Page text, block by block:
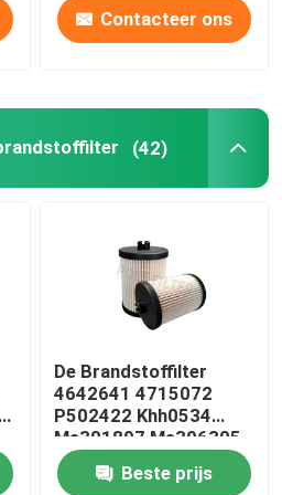
Contacteer ons
(42)
De Brandstoffilter
4642641 4715072
P502422 Khh0534
Me301897 Me306305
van het
glasvezelelement
Beste prijs